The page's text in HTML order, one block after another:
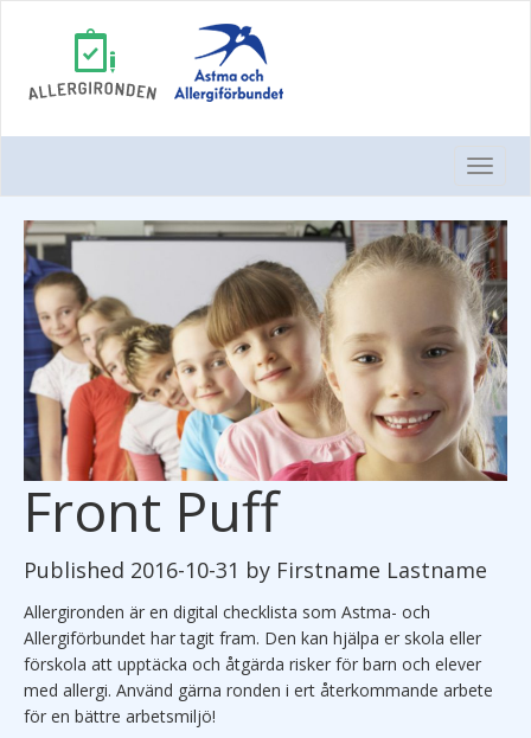
Front Puff
Published 2016-10-31 by Firstname Lastname
Allergironden är en digital checklista som Astma- och
Allergiförbundet har tagit fram. Den kan hjälpa er skola eller
förskola att upptäcka och åtgärda risker för barn och elever
med allergi. Använd gärna ronden i ert återkommande arbete
för en bättre arbetsmiljö!